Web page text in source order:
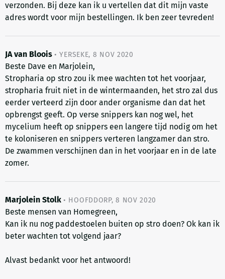
verzonden. Bij deze kan ik u vertellen dat dit mijn vaste
adres wordt voor mijn bestellingen. Ik ben zeer tevreden!
JA van Bloois • YERSEKE, 8 NOV 2020
Beste Dave en Marjolein,
Stropharia op stro zou ik mee wachten tot het voorjaar,
stropharia fruit niet in de wintermaanden, het stro zal dus
eerder verteerd zijn door ander organisme dan dat het
opbrengst geeft. Op verse snippers kan nog wel, het
mycelium heeft op snippers een langere tijd nodig om het
te koloniseren en snippers verteren langzamer dan stro.
De zwammen verschijnen dan in het voorjaar en in de late
zomer.
Marjolein Stolk • HOOFDDORP, 8 NOV 2020
Beste mensen van Homegreen,
Kan ik nu nog paddestoelen buiten op stro doen? Ok kan ik
beter wachten tot volgend jaar?
Alvast bedankt voor het antwoord!